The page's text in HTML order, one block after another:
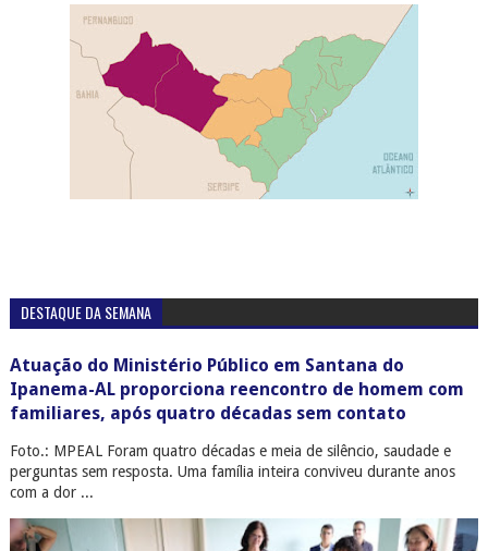
DESTAQUE DA SEMANA
Atuação do Ministério Público em Santana do
Ipanema-AL proporciona reencontro de homem com
familiares, após quatro décadas sem contato
Foto.: MPEAL Foram quatro décadas e meia de silêncio, saudade e
perguntas sem resposta. Uma família inteira conviveu durante anos
com a dor ...